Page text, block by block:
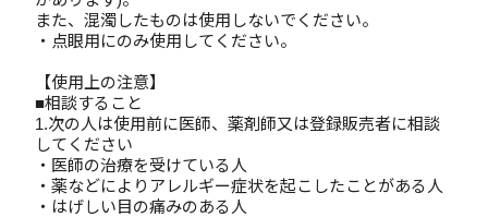
また、混濁したものは使用しないでください。
・点眼用にのみ使用してください。
【使用上の注意】
■相談すること
1.次の人は使用前に医師、薬剤師又は登録販売者に相談
してください
・医師の治療を受けている人
・薬などによりアレルギー症状を起こしたことがある人
・はげしい目の痛みのある人